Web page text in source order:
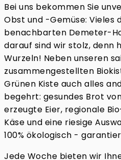
Bei uns bekommen Sie
Obst und -Gemüse: Vieles
benachbarten Demeter-
darauf sind wir stolz, denn
Wurzeln! Neben unseren
zusammengestellten
Grünen Kiste auch alles
begehrt: gesundes Brot
erzeugte Eier, regionale
Käse und eine riesige
100% ökologisch -
Jede Woche bieten wir